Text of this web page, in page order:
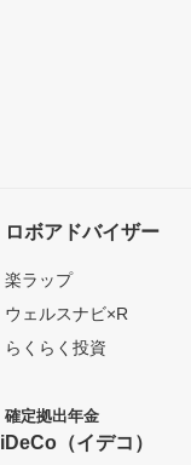
ロボアドバイザー
楽ラップ
ウェルスナビ×R
らくらく投資
確定拠出年金
iDeCo（イデコ）